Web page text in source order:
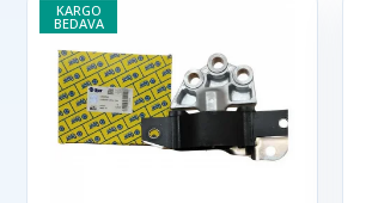
KARGO
BEDAVA